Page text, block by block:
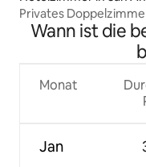
Privates
Wann ist die
Monat
Jan